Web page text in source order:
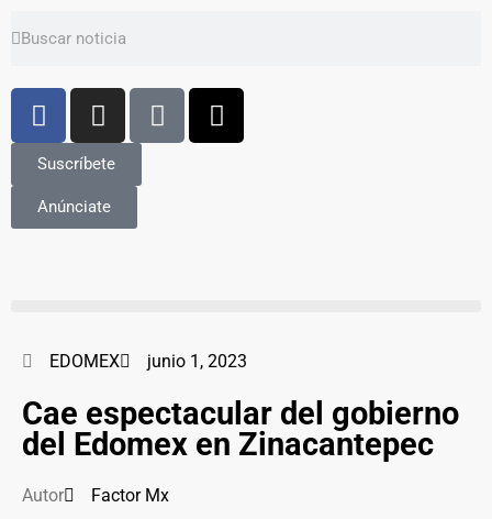
Suscríbete
Anúnciate
EDOMEX junio 1, 2023
Cae espectacular del gobierno
del Edomex en Zinacantepec
Autor Factor Mx